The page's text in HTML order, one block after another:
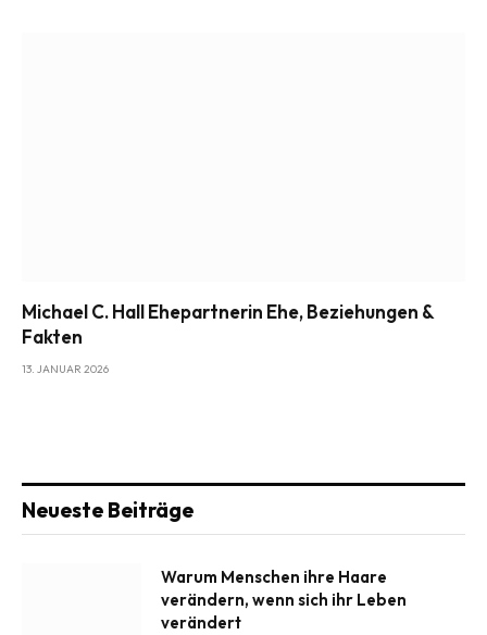
Michael C. Hall Ehepartnerin Ehe, Beziehungen &
Fakten
13. JANUAR 2026
Neueste Beiträge
Warum Menschen ihre Haare
verändern, wenn sich ihr Leben
verändert